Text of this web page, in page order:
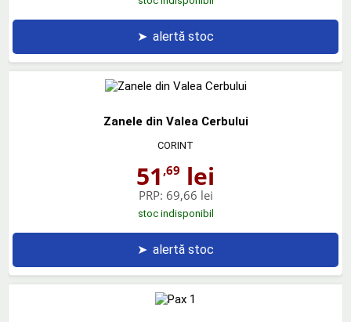
➤ alertă stoc
Zanele din Valea Cerbului
CORINT
51 ,69 lei
PRP: 69,66 lei
stoc indisponibil
➤ alertă stoc